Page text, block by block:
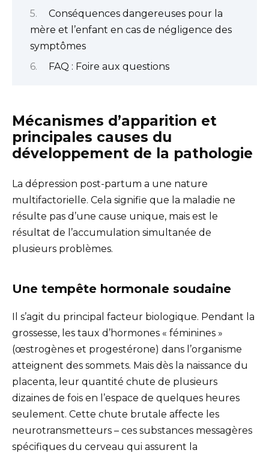
Conséquences dangereuses pour la
mère et l’enfant en cas de négligence des
symptômes
FAQ : Foire aux questions
Mécanismes d’apparition et
principales causes du
développement de la pathologie
La dépression post-partum a une nature
multifactorielle. Cela signifie que la maladie ne
résulte pas d’une cause unique, mais est le
résultat de l’accumulation simultanée de
plusieurs problèmes.
Une tempête hormonale soudaine
Il s’agit du principal facteur biologique. Pendant la
grossesse, les taux d’hormones « féminines »
(œstrogènes et progestérone) dans l’organisme
atteignent des sommets. Mais dès la naissance du
placenta, leur quantité chute de plusieurs
dizaines de fois en l’espace de quelques heures
seulement. Cette chute brutale affecte les
neurotransmetteurs – ces substances messagères
spécifiques du cerveau qui assurent la